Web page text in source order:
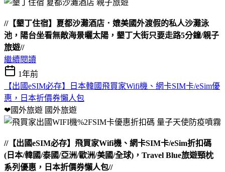
//【墾丁住宿】夏都沙灘酒店．媲美國外渡假的私人沙灘泳
池，陽台坐看無敵海景曬太陽，墾丁大街只要走路5分鐘/親子
旅遊//
繼續閱讀
1年前
【出國eSIM必存】日本韓國飛買家Wifi機、網卡SIM卡/eSim優
惠，日本折價券懶人包
❤國外旅遊 國外旅遊
//【出國eSIM必存】飛買家Wifi機、網卡SIM卡/eSim折扣碼
(日本/韓國/泰國/亞洲/歐洲/美國/全球)，Travel Blue旅遊頸枕
系列優惠，日本折價券懶人包//